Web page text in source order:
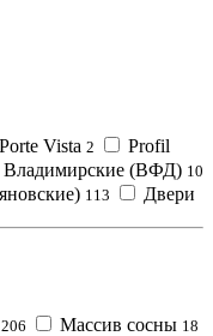
Porte Vista 2
Profil
Владимирские (ВФД) 10
113
Двери
206 Массив сосны 18